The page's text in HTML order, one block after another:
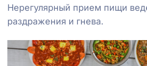
Нерегулярный прием пищи
раздражения и гнева.